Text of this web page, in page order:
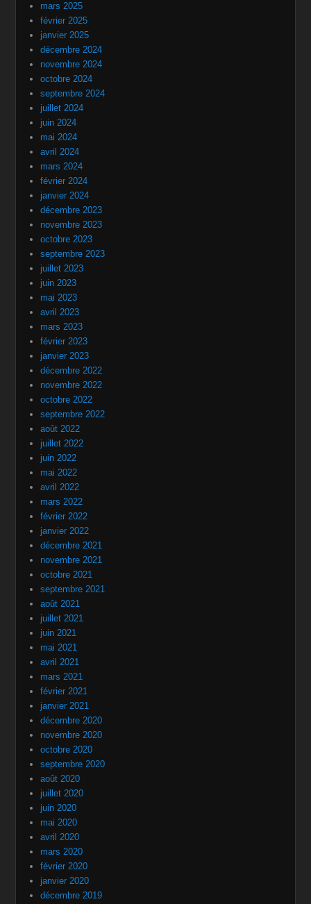
mars 2025
février 2025
janvier 2025
décembre 2024
novembre 2024
octobre 2024
septembre 2024
juillet 2024
juin 2024
mai 2024
avril 2024
mars 2024
février 2024
janvier 2024
décembre 2023
novembre 2023
octobre 2023
septembre 2023
juillet 2023
juin 2023
mai 2023
avril 2023
mars 2023
février 2023
janvier 2023
décembre 2022
novembre 2022
octobre 2022
septembre 2022
août 2022
juillet 2022
juin 2022
mai 2022
avril 2022
mars 2022
février 2022
janvier 2022
décembre 2021
novembre 2021
octobre 2021
septembre 2021
août 2021
juillet 2021
juin 2021
mai 2021
avril 2021
mars 2021
février 2021
janvier 2021
décembre 2020
novembre 2020
octobre 2020
septembre 2020
août 2020
juillet 2020
juin 2020
mai 2020
avril 2020
mars 2020
février 2020
janvier 2020
décembre 2019